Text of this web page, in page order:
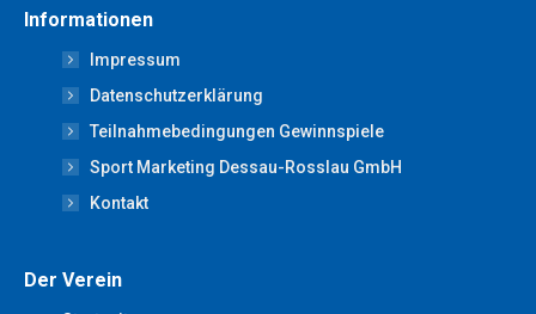
opens
new
window
opens
in
new
window
opens
in
new
window
opens
in
new
window
new
window
Informationen
Impressum
Datenschutzerklärung
Teilnahmebedingungen Gewinnspiele
Sport Marketing Dessau-Rosslau GmbH
Kontakt
Der Verein